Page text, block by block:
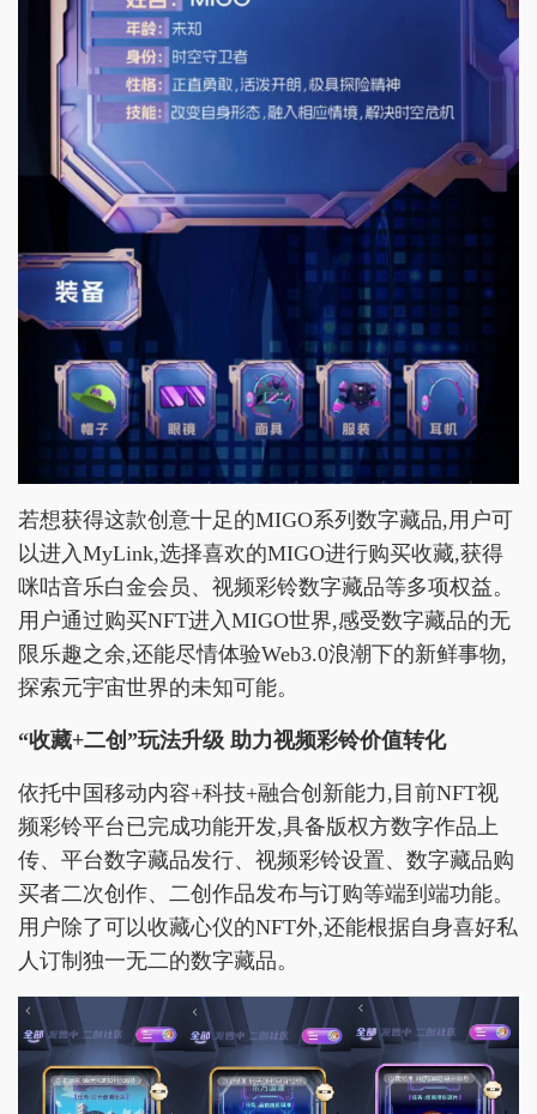
若想获得这款创意十足的MIGO系列数字藏品,用户可
以进入MyLink,选择喜欢的MIGO进行购买收藏,获得
咪咕音乐白金会员、视频彩铃数字藏品等多项权益。
用户通过购买NFT进入MIGO世界,感受数字藏品的无
限乐趣之余,还能尽情体验Web3.0浪潮下的新鲜事物,
探索元宇宙世界的未知可能。
“收藏+二创”玩法升级 助力视频彩铃价值转化
依托中国移动内容+科技+融合创新能力,目前NFT视
频彩铃平台已完成功能开发,具备版权方数字作品上
传、平台数字藏品发行、视频彩铃设置、数字藏品购
买者二次创作、二创作品发布与订购等端到端功能。
用户除了可以收藏心仪的NFT外,还能根据自身喜好私
人订制独一无二的数字藏品。